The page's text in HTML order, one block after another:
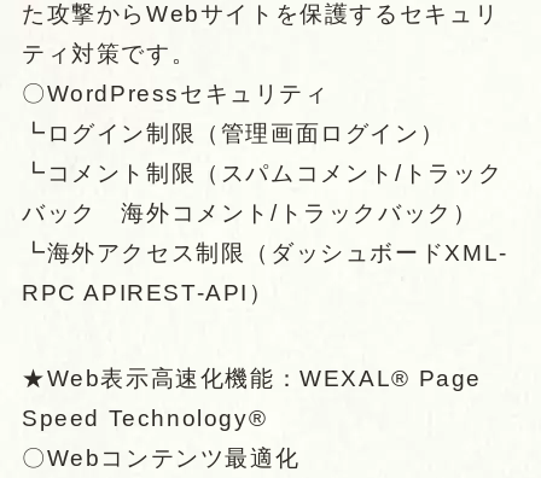
た攻撃からWebサイトを保護するセキュリ
ティ対策です。
〇WordPressセキュリティ
┗ログイン制限（管理画面ログイン）
┗コメント制限（スパムコメント/トラック
バック 海外コメント/トラックバック）
┗海外アクセス制限（ダッシュボードXML-
RPC APIREST-API）
★Web表示高速化機能：WEXAL® Page
Speed Technology®
〇Webコンテンツ最適化